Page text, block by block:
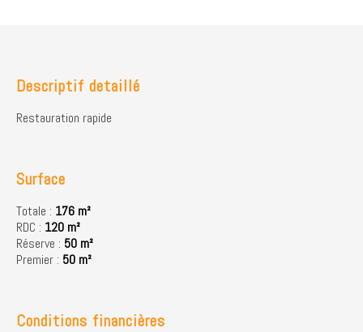
Descriptif detaillé
Restauration rapide
Surface
Totale : 176 m²
RDC : 120 m²
Réserve : 50 m²
Premier : 50 m²
Conditions financières